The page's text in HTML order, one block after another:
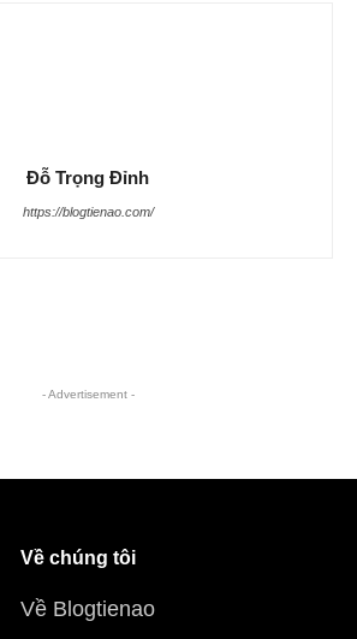
Đỗ Trọng Đỉnh
https://blogtienao.com/
- Advertisement -
Về chúng tôi
Về Blogtienao